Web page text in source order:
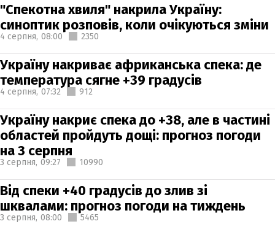
"Спекотна хвиля" накрила Україну:
синоптик розповів, коли очікуються зміни
4 серпня, 08:00 2350
Україну накриває африканська спека: де
температура сягне +39 градусів
4 серпня, 07:32 912
Україну накриє спека до +38, але в частині
областей пройдуть дощі: прогноз погоди
на 3 серпня
3 серпня, 09:27 10990
Від спеки +40 градусів до злив зі
шквалами: прогноз погоди на тиждень
3 серпня, 08:00 5465